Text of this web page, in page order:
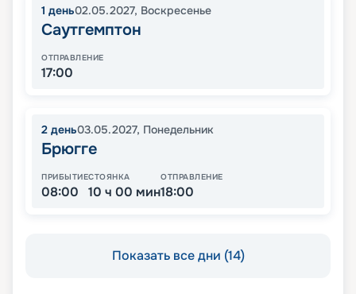
1 день02.05.2027, Воскресенье
Саутгемптон
ОТПРАВЛЕНИЕ
17:00
2 день03.05.2027, Понедельник
Брюгге
ПРИБЫТИЕ
08:00
СТОЯНКА
10 ч 00 мин
ОТПРАВЛЕНИЕ
18:00
Показать все дни (14)